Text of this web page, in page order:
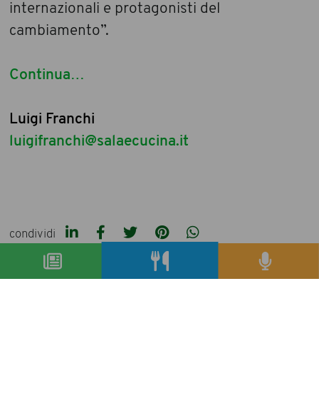
internazionali e protagonisti del
cambiamento”.
Continua…
Luigi Franchi
luigifranchi@salaecucina.it
condividi